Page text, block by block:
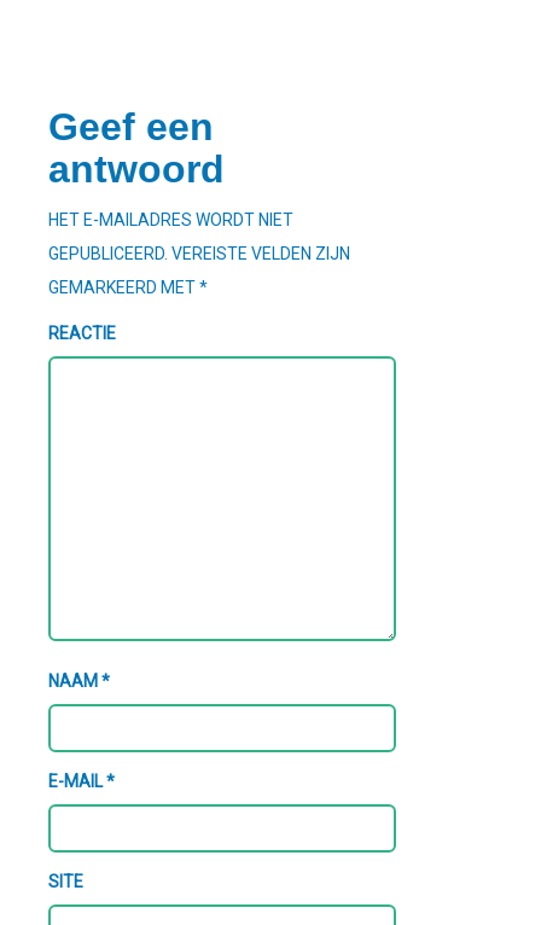
Geef een
antwoord
HET E-MAILADRES WORDT NIET
GEPUBLICEERD. VEREISTE VELDEN ZIJN
GEMARKEERD MET*
REACTIE
NAAM *
E-MAIL*
SITE